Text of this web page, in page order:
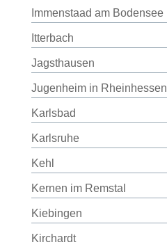
Immenstaad am Bodensee
Itterbach
Jagsthausen
Jugenheim in Rheinhessen
Karlsbad
Karlsruhe
Kehl
Kernen im Remstal
Kiebingen
Kirchardt